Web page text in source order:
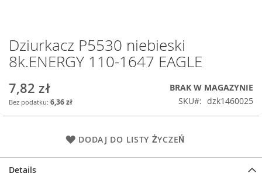
Przejdź
na
początek
Dziurkacz P5530 niebieski
8k.ENERGY 110-1647 EAGLE
7,82 zł
6,36 zł
BRAK W MAGAZYNIE
SKU
dzk1460025
DODAJ DO LISTY ŻYCZEŃ
Details